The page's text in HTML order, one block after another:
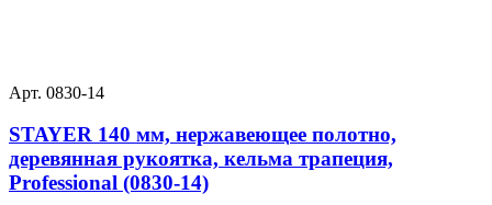
Арт. 0830-14
STAYER 140 мм, нержавеющее полотно,
деревянная рукоятка, кельма трапеция,
Professional (0830-14)